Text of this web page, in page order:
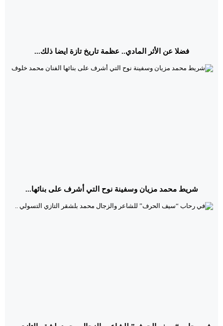
فضلا عن الأثر المادي.. عظمة تاريخ تازة ايضا ذلك...
شريط محمد مزيان وسفينة نوح التي أشرف على بنائها...